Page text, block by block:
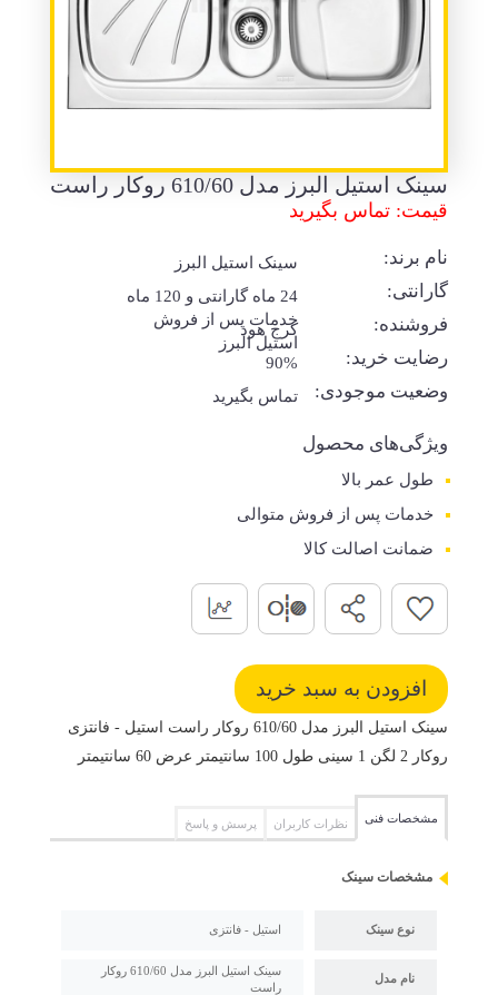
سینک استیل البرز مدل 610/60 روکار راست
قیمت: تماس بگیرید
نام برند: سینک استیل البرز
گارانتی:
24 ماه گارانتی و 120 ماه
خدمات پس از فروش
استیل البرز
فروشنده: کرج هود
رضایت خرید: 90%
وضعیت موجودی: تماس بگیرید
ویژگی‌های محصول
طول عمر بالا
خدمات پس از فروش متوالی
ضمانت اصالت کالا
سینک استیل البرز مدل 610/60 روکار راست استیل - فانتزی
روکار 2 لگن 1 سینی طول 100 سانتیمتر عرض 60 سانتیمتر
مشخصات فنی نظرات کاربران پرسش و پاسخ
مشخصات سینک
نوع سینک استیل - فانتزی
نام مدل
سینک استیل البرز مدل 610/60 روکار
راست